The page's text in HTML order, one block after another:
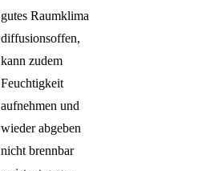
gutes Raumklima
diffusionsoffen,
kann zudem
Feuchtigkeit
aufnehmen und
wieder abgeben
nicht brennbar